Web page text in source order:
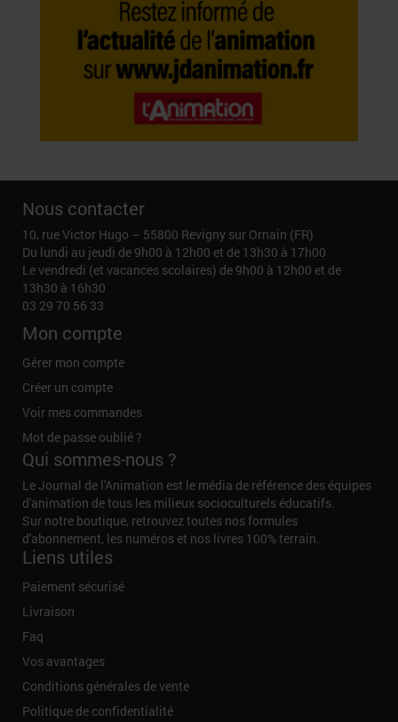
Nous contacter
10, rue Victor Hugo – 55800 Revigny sur Ornain (FR)
Du lundi au jeudi de 9h00 à 12h00 et de 13h30 à 17h00
Le vendredi (et vacances scolaires) de 9h00 à 12h00 et de
13h30 à 16h30
03 29 70 56 33
Mon compte
Gérer mon compte
Créer un compte
Voir mes commandes
Mot de passe oublié ?
Qui sommes-nous ?
Le Journal de l'Animation est le média de référence des équipes
d'animation de tous les milieux socioculturels éducatifs.
Sur notre boutique, retrouvez toutes nos formules
d'abonnement, les numéros et nos livres 100% terrain.
Liens utiles
Paiement sécurisé
Livraison
Faq
Vos avantages
Conditions générales de vente
Politique de confidentialité